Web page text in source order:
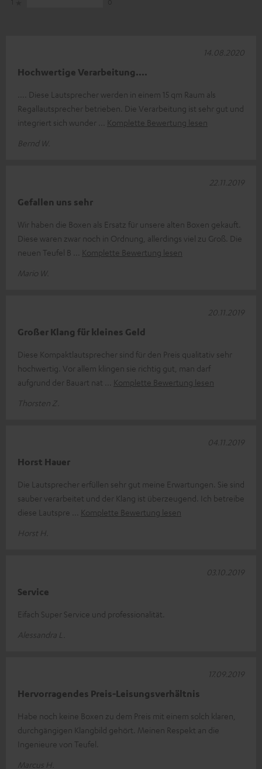
Hochwertige Verarbeitung....
.... Diese Lautsprecher werden in einem 15 qm Raum als
Regallautsprecher betrieben. Die Verarbeitung ist sehr gut und
integriert sich wunder
Komplette Bewertung lesen
Bernd W.
14.08.2020
Gefallen uns sehr
Wir haben die Boxen als Ersatz für unsere alten Boxen gekauft.
Diese waren zwar noch in Ordnung, allerdings viel zu Groß. Die
neuen Teufel B
Komplette Bewertung lesen
Mario W.
22.11.2019
Großer Klang für kleines Geld
Diese Kompaktlautsprecher sind für den Preis qualitativ sehr
hochwertig. Vor allem klingen sie richtig gut, man darf
aufgrund der Bauart nat
Komplette Bewertung lesen
Thorsten Z.
20.11.2019
Horst Hauer
Die Lautsprecher erfüllen sehr gut meine Erwartungen. Sie sind
sauber verarbeitet und der Klang ist überzeugend. Ich betreibe
diese Lautspre
Komplette Bewertung lesen
Horst H.
04.11.2019
Service
Eifach Super Service und professionalität.
Alessandra L.
03.10.2019
Hervorragendes Preis-Leisungsverhältnis
Habe noch keine Boxen zu dem Preis mit einem solch klaren,
durchgängigen Klangbild gehört. Meinen Respekt an die
Ingenieure von Teufel.
Marcus H.
17.09.2019